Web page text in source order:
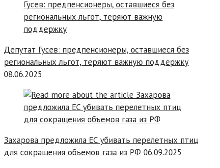
Депутат Гусев: предпенсионеры, оставшиеся без
региональных льгот, теряют важную поддержку
08.06.2025
Захарова предложила ЕС убивать перелетных птиц
для сокращения объемов газа из РФ 06.09.2025